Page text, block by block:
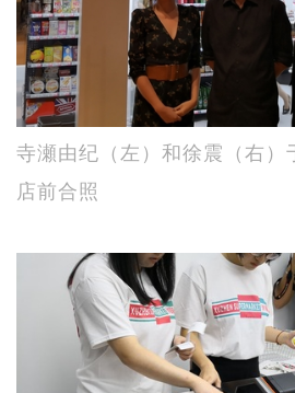
寺瀬由纪（左）和徐震（右）
店前合​​照